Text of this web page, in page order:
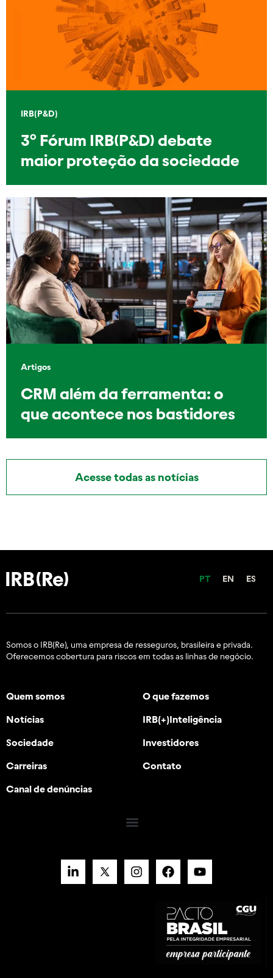
IRB(P&D)
3º Fórum IRB(P&D) debate
maior proteção da sociedade
Artigos
CRM além da ferramenta: o
que acontece nos bastidores
Acesse todas as notícias
PT EN ES
Somos o IRB(Re), uma empresa de resseguros, brasileira e privada.
Oferecemos cobertura para riscos em todas as linhas de negócio.
Quem somos O que fazemos
Notícias IRB(+)Inteligência
Sociedade Investidores
Carreiras Contato
Canal de denúncias